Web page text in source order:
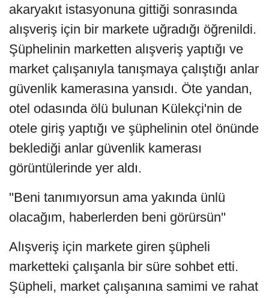
akaryakıt istasyonuna gittiği sonrasında
alışveriş için bir markete uğradığı öğrenildi.
Şüphelinin marketten alışveriş yaptığı ve
market çalışanıyla tanışmaya çalıştığı anlar
güvenlik kamerasına yansıdı. Öte yandan,
otel odasında ölü bulunan Külekçi'nin de
otele giriş yaptığı ve şüphelinin otel önünde
beklediği anlar güvenlik kamerası
görüntülerinde yer aldı.
''Beni tanımıyorsun ama yakında ünlü
olacağım, haberlerden beni görürsün''
Alışveriş için markete giren şüpheli
marketteki çalışanla bir süre sohbet etti.
Şüpheli, market çalışanına samimi ve rahat